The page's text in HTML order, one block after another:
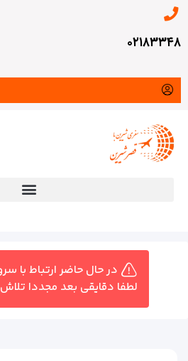
۰۲۱۸۳۳۴۸
در حال حاضر ارتباط با
لطفا دقایقی بعد مجددا